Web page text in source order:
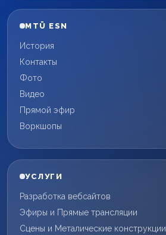
MTÜ ESN
История
Контакты
Фото
Видео
Прямой эфир
Воркшопы
УСЛУГИ
Разработка вебсайтов
Эфиры и Прямые трансляции
Сцены и Металические конструкции